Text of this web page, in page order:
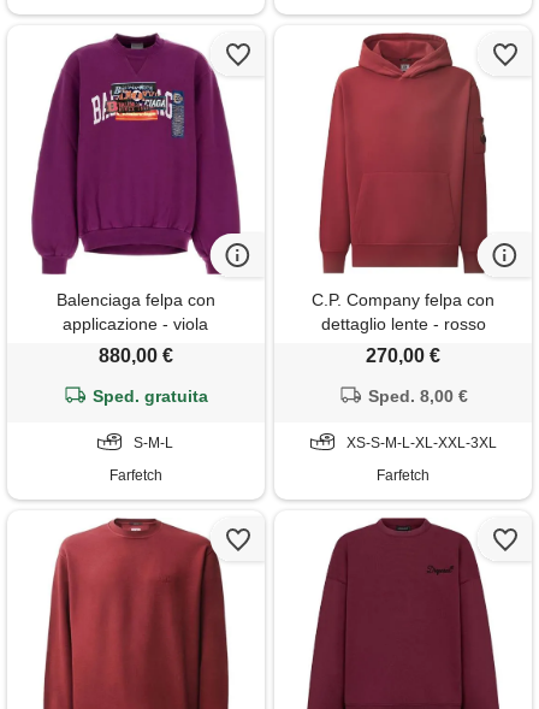
Balenciaga felpa con
applicazione - viola
880,00 €
Sped. gratuita
S-M-L
Farfetch
C.P. Company felpa con
dettaglio lente - rosso
270,00 €
Sped. 8,00 €
XS-S-M-L-XL-XXL-3XL
Farfetch